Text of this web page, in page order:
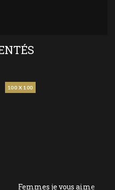
100 X 100
Femmes je vous aime